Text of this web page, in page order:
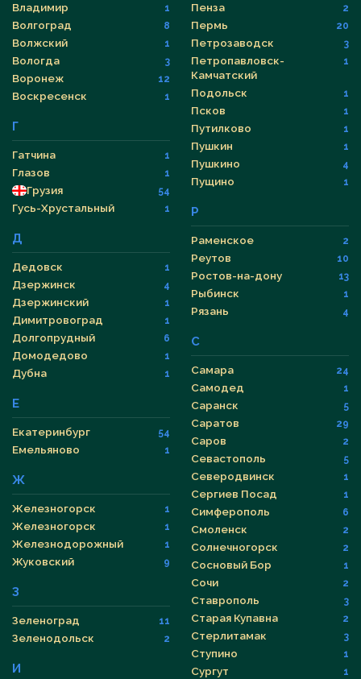
Владимир 1
Волгоград 8
Волжский 1
Вологда 3
Воронеж 12
Воскресенск 1
Г
Гатчина 1
Глазов 1
Грузия 54
Гусь-Хрустальный 1
Д
Дедовск 1
Дзержинск 4
Дзержинский 1
Димитровоград 1
Долгопрудный 6
Домодедово 1
Дубна 1
Е
Екатеринбург 54
Емельяново 1
Ж
Железногорск 1
Железногорск 1
Железнодорожный 1
Жуковский 9
З
Зеленоград 11
Зеленодольск 2
И
Пенза 2
Пермь 20
Петрозаводск 3
Петропавловск-
Камчатский
1
Подольск 1
Псков 1
Путилково 1
Пушкин 1
Пушкино 4
Пущино 1
Р
Раменское 2
Реутов 10
Ростов-на-дону 13
Рыбинск 1
Рязань 4
С
Самара 24
Самодед 1
Саранск 5
Саратов 29
Саров 2
Севастополь 5
Северодвинск 1
Сергиев Посад 1
Симферополь 6
Смоленск 2
Солнечногорск 2
Сосновый Бор 1
Сочи 2
Ставрополь 3
Старая Купавна 2
Стерлитамак 3
Ступино 1
Сургут 1